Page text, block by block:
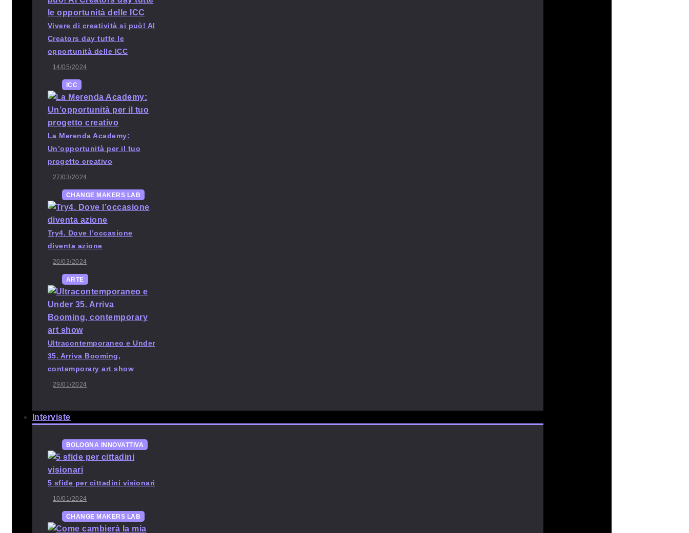
Vivere di creatività si può! Al
Creators day tutte le
opportunità delle ICC
14/05/2024
ICC
La Merenda Academy:
Un’opportunità per il tuo
progetto creativo
27/03/2024
CHANGE MAKERS LAB
Try4. Dove l’occasione
diventa azione
20/03/2024
ARTE
Ultracontemporaneo e Under
35. Arriva Booming,
contemporary art show
29/01/2024
Interviste
BOLOGNA INNOVATTIVA
5 sfide per cittadini visionari
10/01/2024
CHANGE MAKERS LAB